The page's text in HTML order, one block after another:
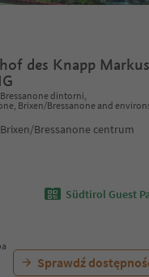
des Knapp Markus
dintorni,
Brixen/Bressanone and
Bressanone centrum
Südtirol Guest
Sprawdź